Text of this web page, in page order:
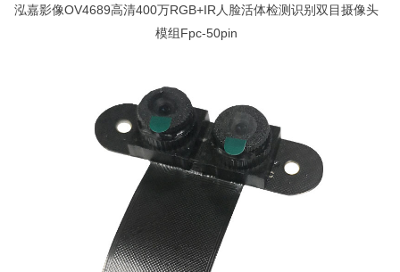
泓嘉影像OV4689高清400万RGB+IR人脸活体检测识别双目摄像头
模组Fpc-50pin